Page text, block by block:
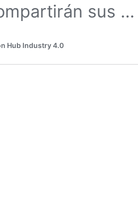
sus
Hub Industry 4.0